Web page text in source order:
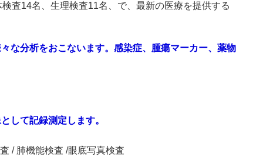
査14名、生理検査11名、で、最新の医療を提供する
な分析をおこないます。感染症、腫瘍マーカー、薬物
して記録測定します。
/ 肺機能検査 /眼底写真検査